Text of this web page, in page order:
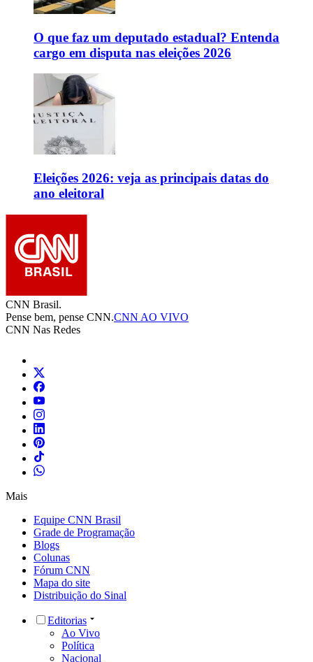
O que faz um deputado estadual? Entenda
cargo em disputa nas eleições 2026
Eleições 2026: veja as principais datas do
ano eleitoral
CNN Brasil.
Pense bem, pense CNN.CNN AO VIVO
CNN Nas Redes
Mais
Equipe CNN Brasil
Grade de Programação
Blogs
Colunas
Fórum CNN
Mapa do site
Distribuição do Sinal
Editorias
Ao Vivo
Política
Nacional